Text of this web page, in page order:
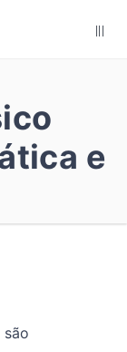
e